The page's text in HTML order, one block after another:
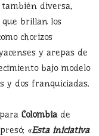
también diversa,
que brillan los
chorizos
y arepas de
bajo modelo
y dos franquiciadas.
Colombiade
«Esta iniciativa